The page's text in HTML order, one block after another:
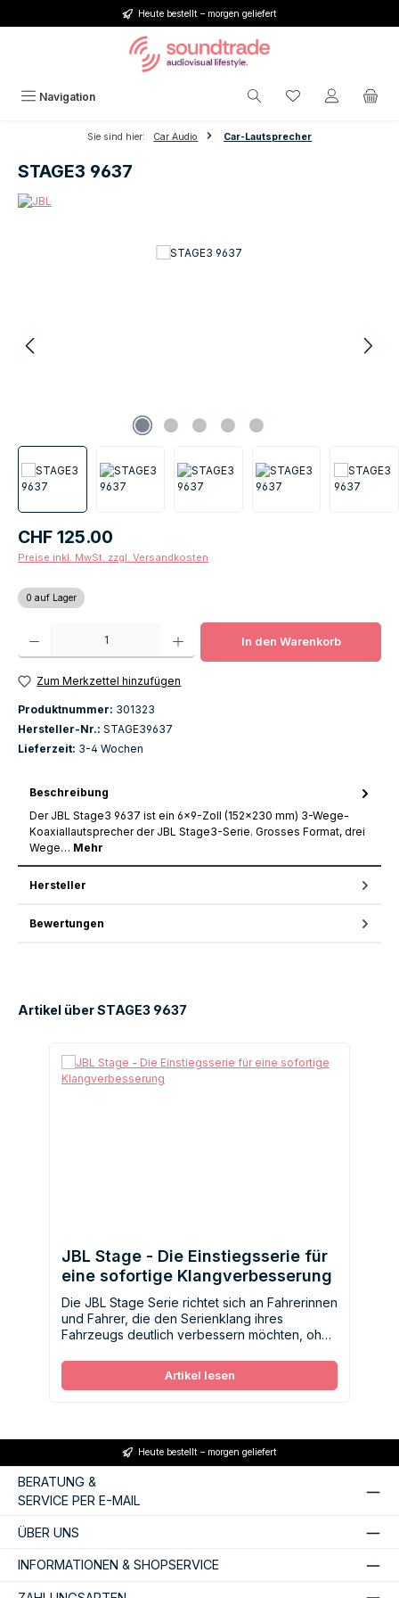
Zum Hauptinhalt springenHeute bestellt – morgen geliefert
Navigation Du hast 0
Sie sind hier: Car Audio Car-Lautsprecher
STAGE3 9637
Regulärer Preis:
CHF 125.00
Preise inkl. MwSt. zzgl. Versandkosten
0 auf Lager
Produkt Anzahl: Gib den gewünschten Wert ein oder benutze die
In den Warenkorb
Zum Merkzettel hinzufügen
Produktnummer: 301323
Hersteller-Nr.: STAGE39637
Lieferzeit: 3-4 Wochen
Beschreibung
Der JBL Stage3 9637 ist ein 6×9-Zoll (152×230 mm) 3-Wege-
Koaxiallautsprecher der JBL Stage3-Serie. Grosses Format, drei
Wege… Mehr
Hersteller
Bewertungen
Artikel über STAGE3 9637
JBL Stage - Die Einstiegsserie für
eine sofortige Klangverbesserung
Die JBL Stage Serie richtet sich an Fahrerinnen
und Fahrer, die den Serienklang ihres
Fahrzeugs deutlich verbessern möchten, ohne
Artikel lesen
Heute bestellt – morgen geliefert
BERATUNG &
SERVICE PER E-MAIL
ÜBER UNS
INFORMATIONEN & SHOPSERVICE